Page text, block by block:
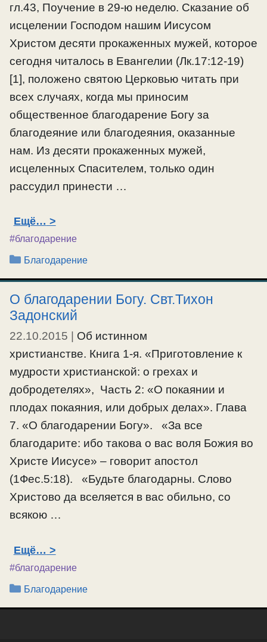
гл.43, Поучение в 29-ю неделю. Сказание об
исцелении Господом нашим Иисусом
Христом десяти прокаженных мужей, которое
сегодня читалось в Евангелии (Лк.17:12-19)
[1], положено святою Церковью читать при
всех случаях, когда мы приносим
общественное благодарение Богу за
благодеяние или благодеяния, оказанные
нам. Из десяти прокаженных мужей,
исцеленных Спасителем, только один
рассудил принести …
Ещё…
#благодарение
Рубрики
Благодарение
О благодарении Богу. Свт.Тихон
Задонский
22.10.2015
Об истинном
христианстве. Книга 1-я. «Приготовление к
мудрости христианской: о грехах и
добродетелях», Часть 2: «О покаянии и
плодах покаяния, или добрых делах». Глава
7. «О благодарении Богу». «За все
благодарите: ибо такова о вас воля Божия во
Христе Иисусе» – говорит апостол
(1Фес.5:18). «Будьте благодарны. Слово
Христово да вселяется в вас обильно, со
всякою …
Ещё…
#благодарение
Рубрики
Благодарение